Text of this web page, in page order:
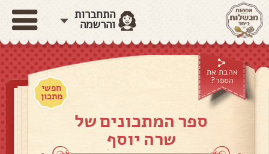
התחברות
והרשמה
אהבת את
הספר?
חפשי
מתכון
ספר המתכונים של
שרה יוסף